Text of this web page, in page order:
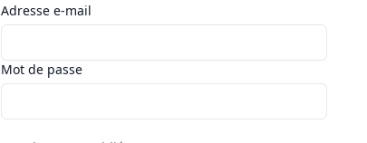
Adresse e-mail
Mot de passe